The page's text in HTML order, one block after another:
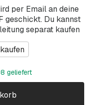
per Email an deine
geschickt. Du kannst
separat kaufen
geliefert